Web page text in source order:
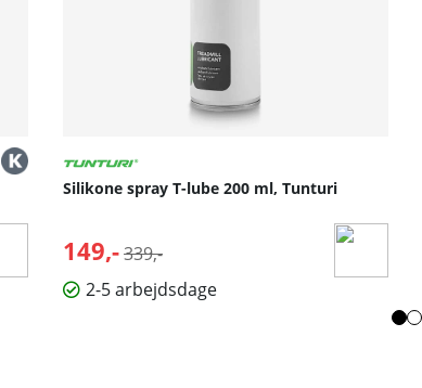
Silikone spray T-lube 200 ml, Tunturi
149,- Normalpris:
339,-
2-5 arbejdsdage